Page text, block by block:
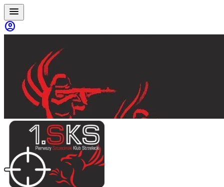
menu
account_circle